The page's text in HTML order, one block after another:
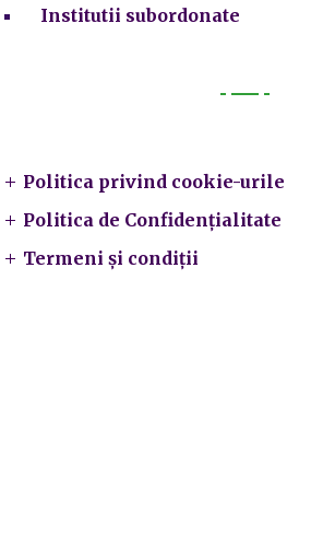
Institutii subordonate
Politica privind cookie-urile
Politica de Confidențialitate
Termeni și condiții